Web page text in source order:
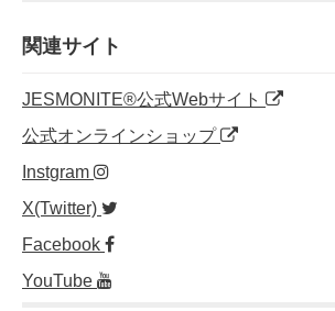
o
o
k
関連サイト
JESMONITE®公式Webサイト
公式オンラインショップ
Instgram
X(Twitter)
Facebook
YouTube